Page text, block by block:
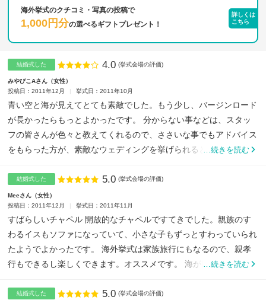
海外挙式のクチコミ・写真の投稿で
1,000円分の選べるギフトプレゼント！
詳しくは
こちら
結婚式した 点数
4.0 (挙式会場の評価)
みやびこAさん
女性
投稿日：2011年12月
挙式日：2011年10月
青い空と海が見えてとても素敵でした。もう少し、バージンロード
が長かったらもっとよかったです。 分からない事などは、スタッ
フの皆さんが色々と教えてくれるので、ささいな事でもアドバイス
をもらった方が、素敵なウェディングを挙げられると思いました...
…続きを読む
結婚式した 点数
5.0 (挙式会場の評価)
Meeさん
女性
投稿日：2011年12月
挙式日：2011年11月
すばらしいチャペル 開放的なチャペルですてきでした。親族のす
わるイスもソファになっていて、小さな子もずっとすわっていられ
たようでよかったです。 海外挙式は家族旅行にもなるので、親孝
行もできるし楽しくできます。オススメです。 海が目の前な...
…続きを読む
結婚式した 点数
5.0 (挙式会場の評価)